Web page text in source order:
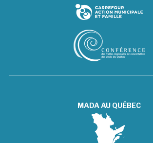
MADA AU QUÉBEC